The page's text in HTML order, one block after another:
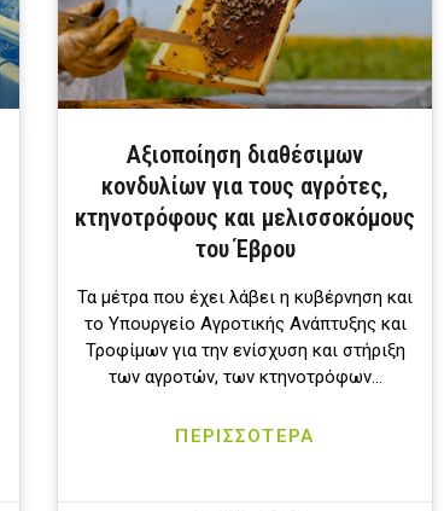
Αξιοποίηση διαθέσιμων
κονδυλίων για τους αγρότες,
κτηνοτρόφους και μελισσοκόμους
του Έβρου
Τα μέτρα που έχει λάβει η κυβέρνηση και
το Υπουργείο Αγροτικής Ανάπτυξης και
Τροφίμων για την ενίσχυση και στήριξη
των αγροτών, των κτηνοτρόφων…
ΠΕΡΙΣΣΟΤΕΡΑ